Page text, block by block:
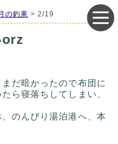
の釣果 > 2/19
orz
だ暗かったので布団に
ら寝落ちしてしまい、
のんびり湯泊港へ、本